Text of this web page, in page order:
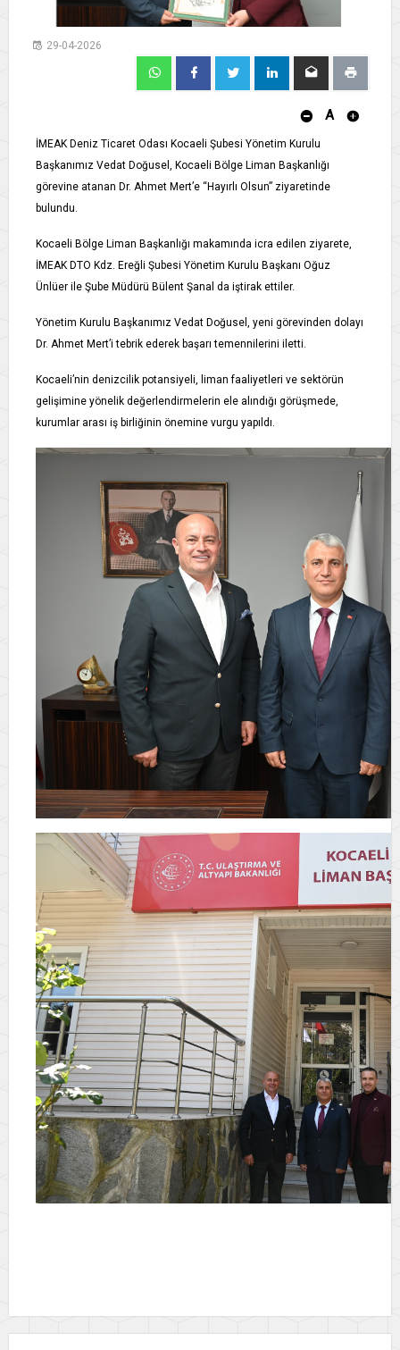
29-04-2026
A
İMEAK Deniz Ticaret Odası Kocaeli Şubesi Yönetim Kurulu
Başkanımız Vedat Doğusel, Kocaeli Bölge Liman Başkanlığı
görevine atanan Dr. Ahmet Mert’e “Hayırlı Olsun” ziyaretinde
bulundu.
Kocaeli Bölge Liman Başkanlığı makamında icra edilen ziyarete,
İMEAK DTO Kdz. Ereğli Şubesi Yönetim Kurulu Başkanı Oğuz
Ünlüer ile Şube Müdürü Bülent Şanal da iştirak ettiler.
Yönetim Kurulu Başkanımız Vedat Doğusel, yeni görevinden dolayı
Dr. Ahmet Mert’i tebrik ederek başarı temennilerini iletti.
Kocaeli’nin denizcilik potansiyeli, liman faaliyetleri ve sektörün
gelişimine yönelik değerlendirmelerin ele alındığı görüşmede,
kurumlar arası iş birliğinin önemine vurgu yapıldı.